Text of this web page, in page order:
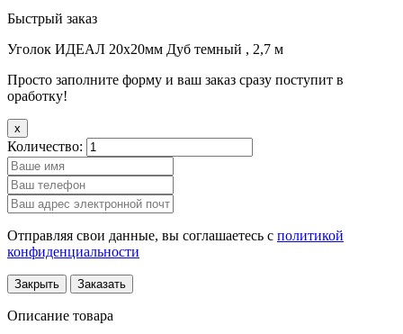
Быстрый заказ
Уголок ИДЕАЛ 20х20мм Дуб темный , 2,7 м
Просто заполните форму и ваш заказ сразу поступит в
оработку!
x
Количество:
Отправляя свои данные, вы соглашаетесь с политикой
конфиденциальности
Закрыть Заказать
Описание товара